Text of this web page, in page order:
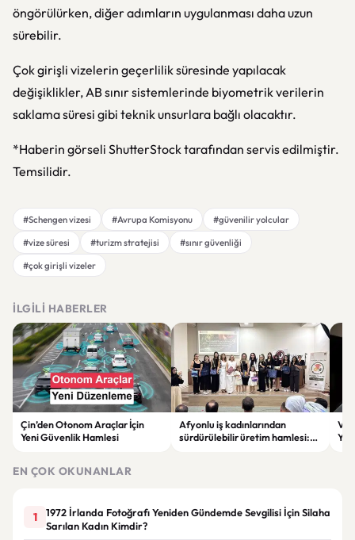
öngörülürken, diğer adımların uygulanması daha uzun
sürebilir.
Çok girişli vizelerin geçerlilik süresinde yapılacak
değişiklikler, AB sınır sistemlerinde biyometrik verilerin
saklama süresi gibi teknik unsurlara bağlı olacaktır.
*Haberin görseli ShutterStock tarafından servis edilmiştir.
Temsilidir.
#Schengen vizesi #Avrupa Komisyonu
#güvenilir yolcular
#vize süresi
#turizm stratejisi
#sınır güvenliği
#çok girişli vizeler
İLGILI HABERLER
Çin’den Otonom Araçlar İçin
Yeni Güvenlik Hamlesi
Afyonlu iş kadınlarından
sürdürülebilir üretim hamlesi:
EN ÇOK OKUNANLAR
1
1972 İrlanda Fotoğrafı Yeniden Gündemde Sevgilisi İçin Silaha
Sarılan Kadın Kimdir?